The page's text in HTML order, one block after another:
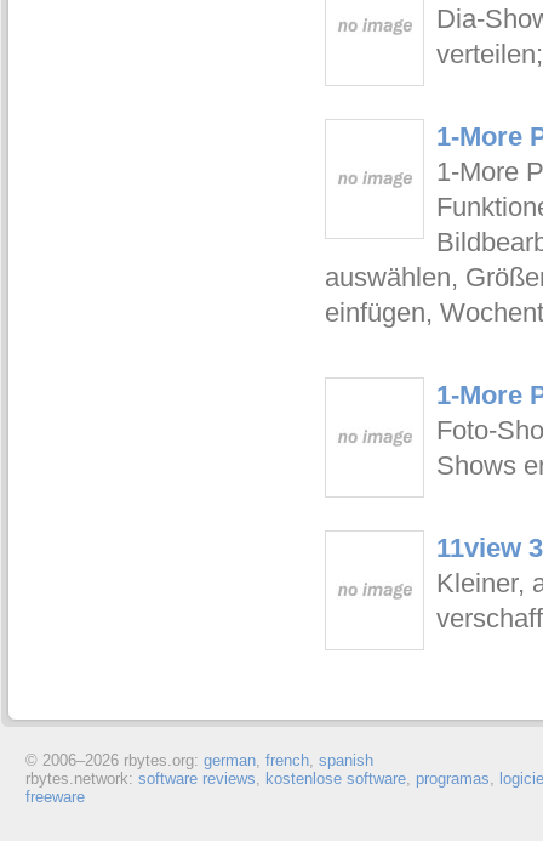
Dia-
1-More
1-More
auswählen,
einfügen,
1-More
Foto-
Shows
11view
Kleiner,
© 2006–2026 rbytes.org: german, french, spanish
rbytes.network: software reviews, kostenlose software, programas,
freeware